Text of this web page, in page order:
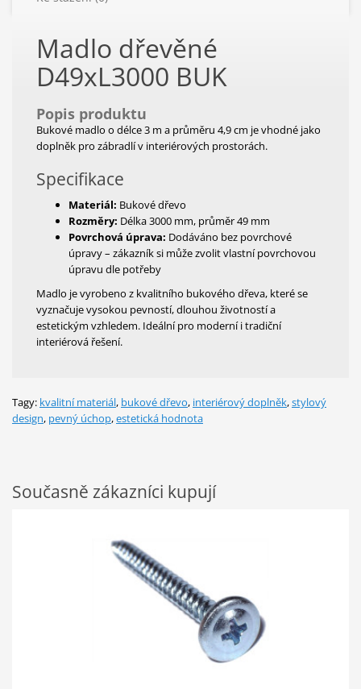
Madlo dřevěné
D49xL3000 BUK
Popis produktu
Bukové madlo o délce 3 m a průměru 4,9 cm je vhodné jako
doplněk pro zábradlí v interiérových prostorách.
Specifikace
Materiál: Bukové dřevo
Rozměry: Délka 3000 mm, průměr 49 mm
Povrchová úprava: Dodáváno bez povrchové
úpravy – zákazník si může zvolit vlastní povrchovou
úpravu dle potřeby
Madlo je vyrobeno z kvalitního bukového dřeva, které se
vyznačuje vysokou pevností, dlouhou životností a
estetickým vzhledem. Ideální pro moderní i tradiční
interiérová řešení.
Tagy: kvalitní materiál, bukové dřevo, interiérový doplněk,stylový
design, pevný úchop,estetická hodnota
Současně zákazníci kupují